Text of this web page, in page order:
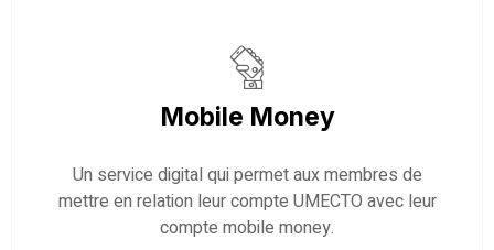
Mobile Money
Un service digital qui permet aux membres de
mettre en relation leur compte UMECTO avec leur
compte mobile money.